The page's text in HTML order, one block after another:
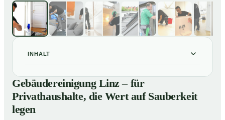
INHALT
01Gebäudereinigung Linz – für Privathaushalte, die Wert
auf Sauberkeit legen
Gebäudereinigung Linz – für
Privathaushalte, die Wert auf Sauberkeit
legen